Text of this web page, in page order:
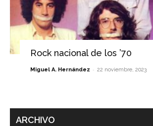
Rock nacional de los ’70
Miguel A. Hernández - 22 noviembre, 2023
ARCHIVO